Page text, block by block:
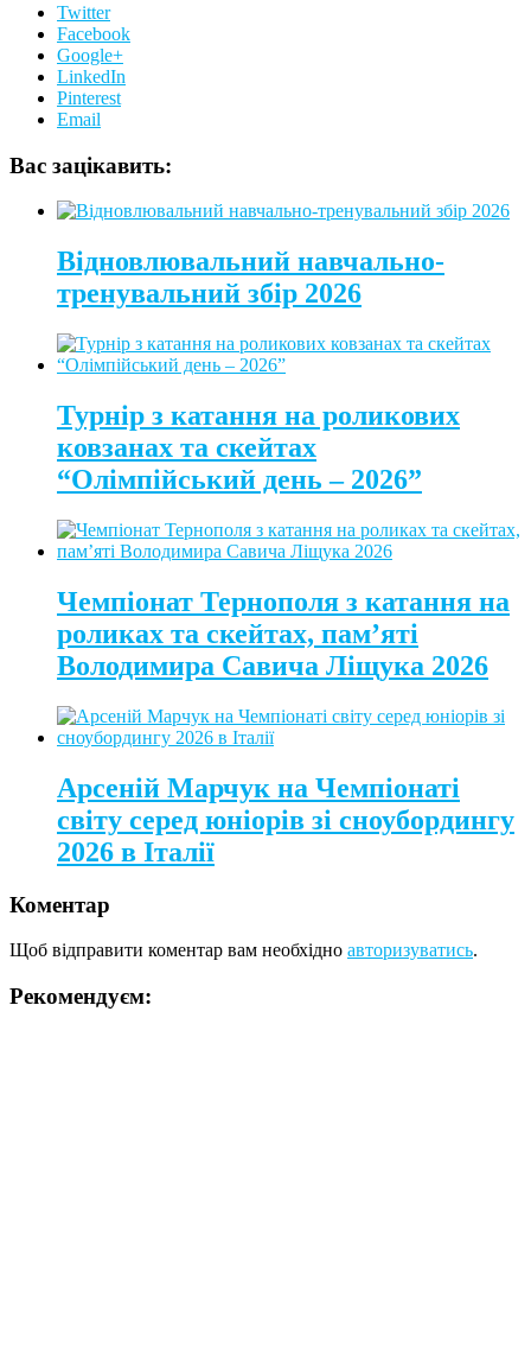
Twitter
Facebook
Google+
LinkedIn
Pinterest
Email
Вас зацікавить:
Відновлювальний навчально-
тренувальний збір 2026
Турнір з катання на роликових
ковзанах та скейтах
“Олімпійський день – 2026”
Чемпіонат Тернополя з катання на
роликах та скейтах, пам’яті
Володимира Савича Ліщука 2026
Арсеній Марчук на Чемпіонаті
світу серед юніорів зі сноубордингу
2026 в Італії
Коментар
Щоб відправити коментар вам необхідно авторизуватись.
Рекомендуєм: